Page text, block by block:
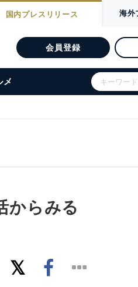
国内プレスリリース 海外
会員登録
メ
からみる